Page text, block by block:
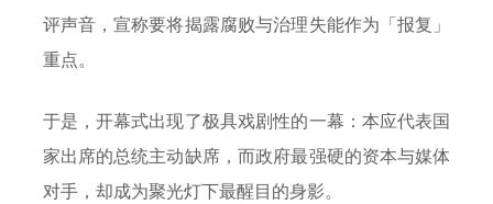
评声音，宣称要将揭露腐败与治理失能作为「报复」
重点。
于是，开幕式出现了极具戏剧性的一幕：本应代表国
家出席的总统主动缺席，而政府最强硬的资本与媒体
对手，却成为聚光灯下最醒目的身影。